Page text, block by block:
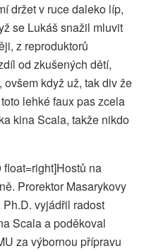
držet v ruce daleko líp,
se Lukáš snažil mluvit
z reproduktorů
od zkušených dětí,
když už, tak div že
lehké faux pas zcela
kina Scala, takže nikdo
na
Prorektor Masarykovy
vyjádřil radost
Scala a poděkoval
za výbornou přípravu